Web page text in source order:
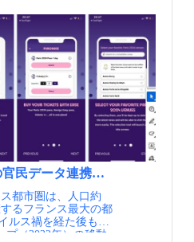
MTA）
アクセスしやすい移
衆衛生、移動貧困な
する観点から議論が
は、こうしたPOLIS
き4つの発表と、日
石田東生名誉教授に
劇場で華々
ッション 活気あ
生名誉教授が、SIP
スのリ・デザインに
。欧州の都市・地域
において、日本
東アジアからの発信
となりました。 発
中山間地域で深刻化
る多くのデータが、
懸念がありまし
会）では、2017年5
旅行情報サービスの
よって（Le règlement
リティデータを参照
（NAP）を作成する
このEU規則に従って
移行省は、ポータル
」をマルチモーダ
したのです（décret
年に新たに施行され
des mobilités）の第
、交通事業者、
ラ管理者がポータル
なサービスやネット
できるように義務付
民データ連携によるMaaS展
るフランス最大の都
ルス禍を経た後も、
プ（2022年）の移動